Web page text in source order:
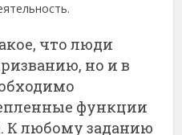
что люди
но и в
функции
К любому заданию